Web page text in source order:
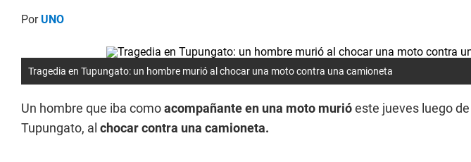
PorUNO
Tragedia en Tupungato: un hombre murió al chocar una moto contra una camioneta
Un hombre que iba comoacompañante en una moto murióeste jueves luego
Tupungato, al chocar contra una camioneta.